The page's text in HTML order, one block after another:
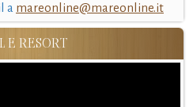
a mareonline@mareonline.it
E RESORT